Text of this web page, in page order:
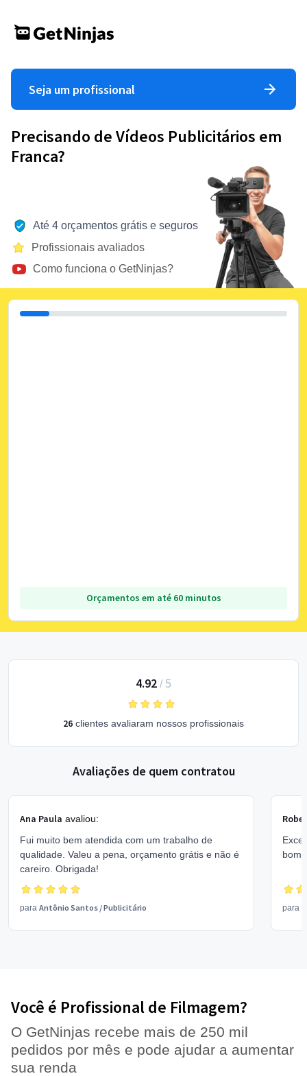
Seja um profissional
Precisando de Vídeos Publicitários em
Franca?
Até 4 orçamentos grátis e seguros
Profissionais avaliados
Como funciona o GetNinjas?
Orçamentos em até 60 minutos
4.92 / 5
26 clientes avaliaram nossos profissionais
Avaliações de quem contratou
Ana Paula avaliou:
Fui muito bem atendida com um trabalho de
qualidade. Valeu a pena, orçamento grátis e não é
careiro. Obrigada!
para Antônio Santos /Publicitário
bom
para
Você é Profissional de Filmagem?
O GetNinjas recebe mais de 250 mil
pedidos por mês e pode ajudar a aumentar
sua renda